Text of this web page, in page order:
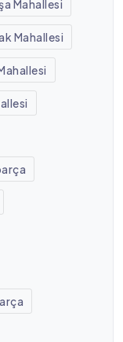
Mahallesi
Mahallesi